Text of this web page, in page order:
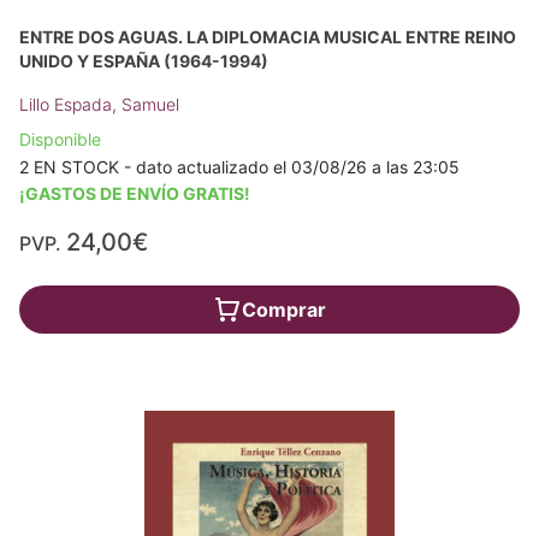
ENTRE DOS AGUAS. LA DIPLOMACIA MUSICAL ENTRE REINO
UNIDO Y ESPAÑA (1964-1994)
Lillo Espada, Samuel
Disponible
2 EN STOCK - dato actualizado el 03/08/26 a las 23:05
¡GASTOS DE ENVÍO GRATIS!
PVP. 24,00€
Comprar